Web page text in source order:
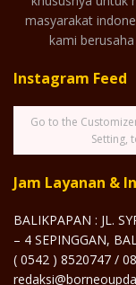
masyarakat
kami
Instagram Feed
Go to the
Setting,
Jam Layanan &
BALIKPAPAN : JL.
– 4 SEPINGGAN,
( 0542 ) 8520747 /